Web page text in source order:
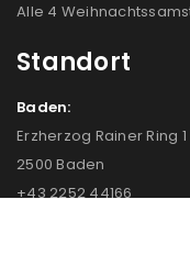
Alle 4
Standort
Baden:
Erzherzog Rainer Ring 1
2500 Baden
+43 2252 44166